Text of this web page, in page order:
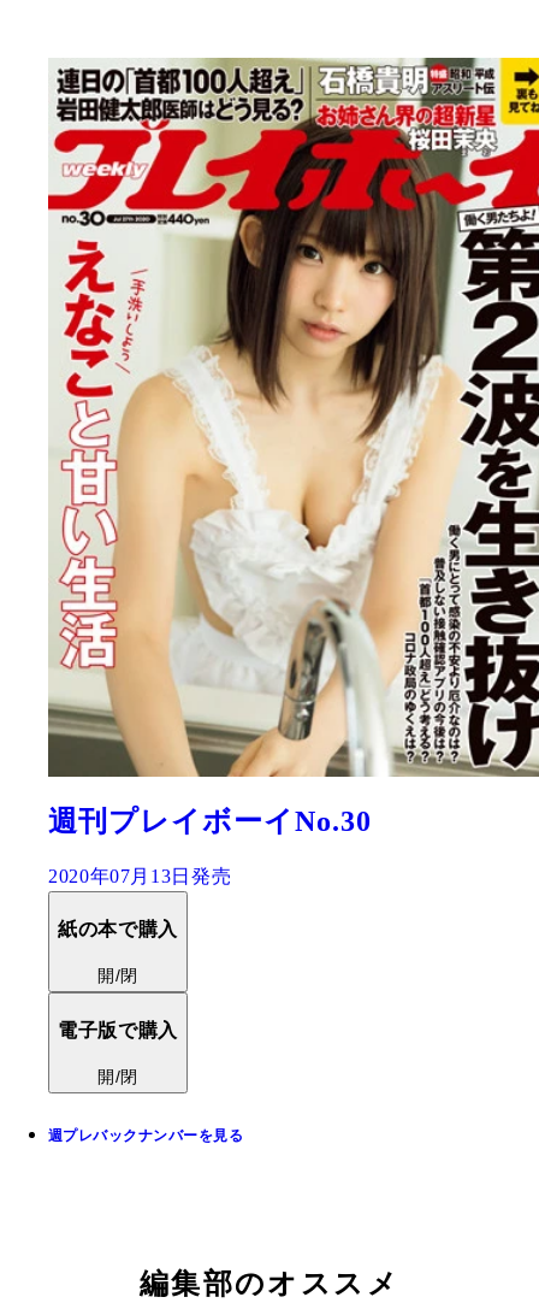
週刊プレイボーイNo.30
2020年07月13日発売
紙の本で購入
開/閉
電子版で購入
開/閉
週プレバックナンバーを見る
編集部のオススメ